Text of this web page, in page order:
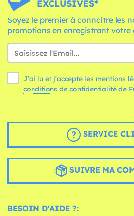
EXCLUSIVES*
Soyez le premier à connaître les
promotions en enregistrant votre
J'ai lu et j'accepte les mentions
conditions de confidentialité de
SERVICE
SUIVRE MA
BESOIN D'AIDE ?: